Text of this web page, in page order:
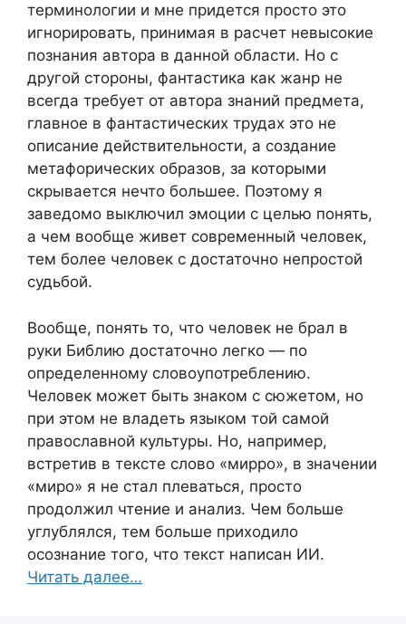
терминологии и мне придется просто это
игнорировать, принимая в расчет невысокие
познания автора в данной области. Но с
другой стороны, фантастика как жанр не
всегда требует от автора знаний предмета,
главное в фантастических трудах это не
описание действительности, а создание
метафорических образов, за которыми
скрывается нечто большее. Поэтому я
заведомо выключил эмоции с целью понять,
а чем вообще живет современный человек,
тем более человек с достаточно непростой
судьбой.
Вообще, понять то, что человек не брал в
руки Библию достаточно легко — по
определенному словоупотреблению.
Человек может быть знаком с сюжетом, но
при этом не владеть языком той самой
православной культуры. Но, например,
встретив в тексте слово «мирро», в значении
«миро» я не стал плеваться, просто
продолжил чтение и анализ. Чем больше
углублялся, тем больше приходило
осознание того, что текст написан ИИ.
Читать далее…